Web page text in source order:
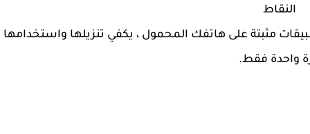
النقاط
مثبتة على هاتفك المحمول ، يكفي تنزيلها واستخدامها
واحدة فقط.